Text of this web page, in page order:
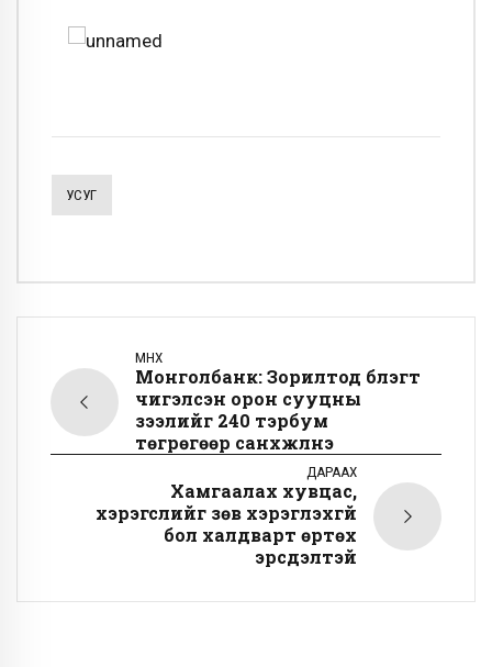
УСУГ
ӨМНӨХ
Монголбанк: Зорилтод бүлэгт
чигэлсэн орон сууцны
зээлийг 240 тэрбум
төгрөгөөр санхүүжүүлнэ
ДАРААХ
Хамгаалах хувцас,
хэрэгслийг зөв хэрэглэхгүй
бол халдварт өртөх
эрсдэлтэй